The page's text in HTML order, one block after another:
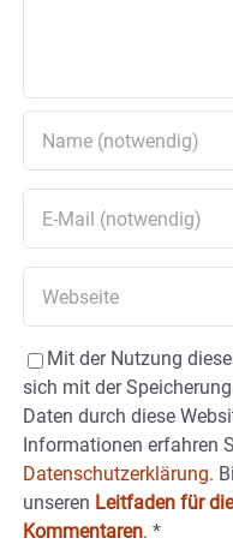
Mit der Nutzung
sich mit der
Daten durch diese
Informationen erfahren
Datenschutzerklärung.
unseren Leitfaden für
Kommentaren. *